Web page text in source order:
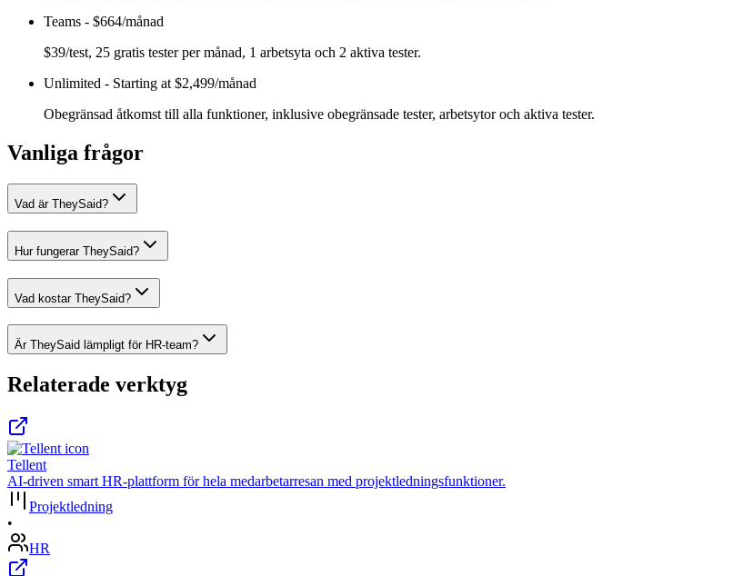
Teams - $664/månad
$39/test, 25 gratis tester per månad, 1 arbetsyta och 2 aktiva tester.
Unlimited - Starting at $2,499/månad
Obegränsad åtkomst till alla funktioner, inklusive obegränsade tester, arbetsytor och aktiva tester.
Vanliga frågor
Vad är TheySaid?
Hur fungerar TheySaid?
Vad kostar TheySaid?
Är TheySaid lämpligt för HR-team?
Relaterade verktyg
Tellent
AI-driven smart HR-plattform för hela medarbetarresan med projektledningsfunktioner.
Projektledning
•
HR